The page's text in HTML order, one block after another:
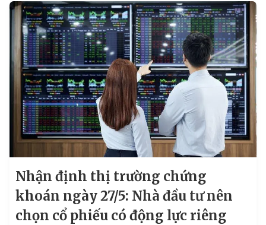
Nhận định thị trường chứng
khoán ngày 27/5: Nhà đầu tư nên
chọn cổ phiếu có động lực riêng